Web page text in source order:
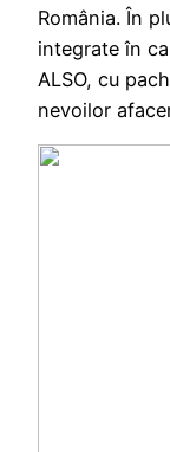
România. În
integrate în
ALSO, cu
nevoilor